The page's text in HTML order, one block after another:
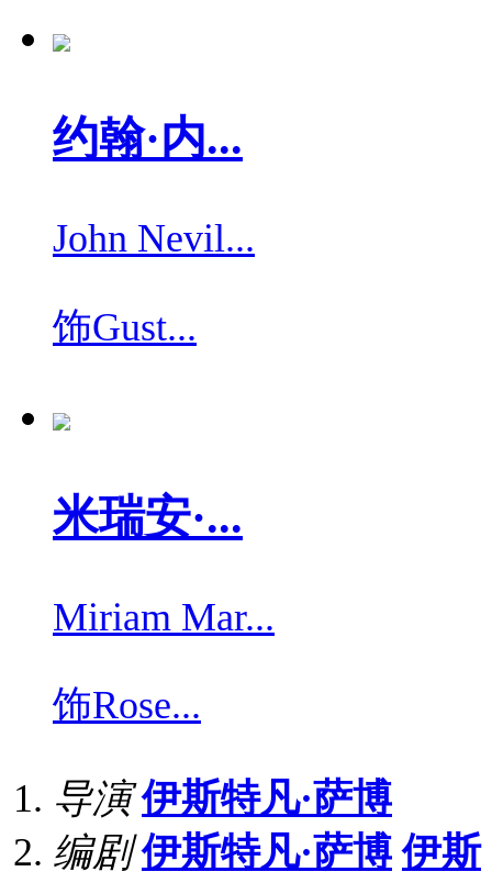
约翰·内...
John Nevil...
饰Gust...
米瑞安·...
Miriam Mar...
饰Rose...
导演 伊斯特凡·萨博
编剧 伊斯特凡·萨博 伊斯